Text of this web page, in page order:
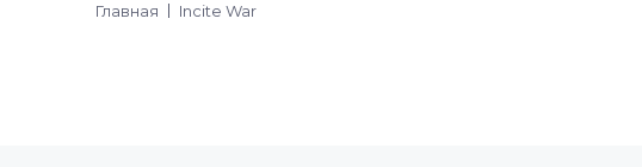
Главная Incite War